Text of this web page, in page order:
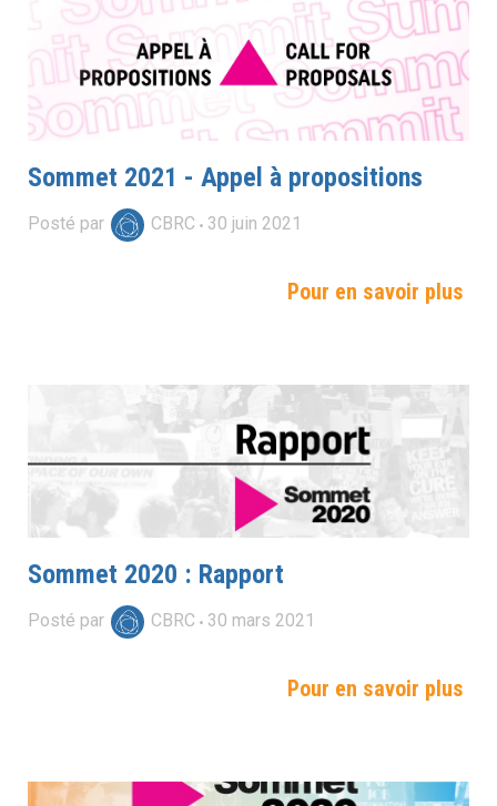
Sommet 2021 - Appel à propositions
Posté par CBRC 30 juin 2021
Pour en savoir plus
Sommet 2020 : Rapport
Posté par CBRC 30 mars 2021
Pour en savoir plus